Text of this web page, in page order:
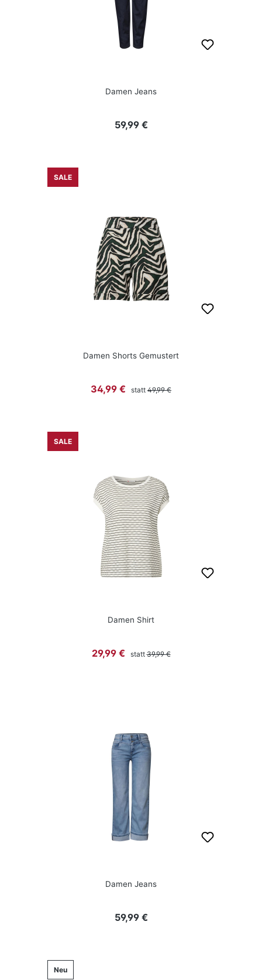
Damen Jeans
Regulärer Preis:
59,99 €
SALE
Damen Shorts Gemustert
Verkaufspreis:
34,99 € statt Regulärer Preis:
49,99 €
SALE
Damen Shirt
Verkaufspreis:
29,99 € stattRegulärer Preis:
39,99 €
Damen Jeans
Regulärer Preis:
59,99 €
Neu